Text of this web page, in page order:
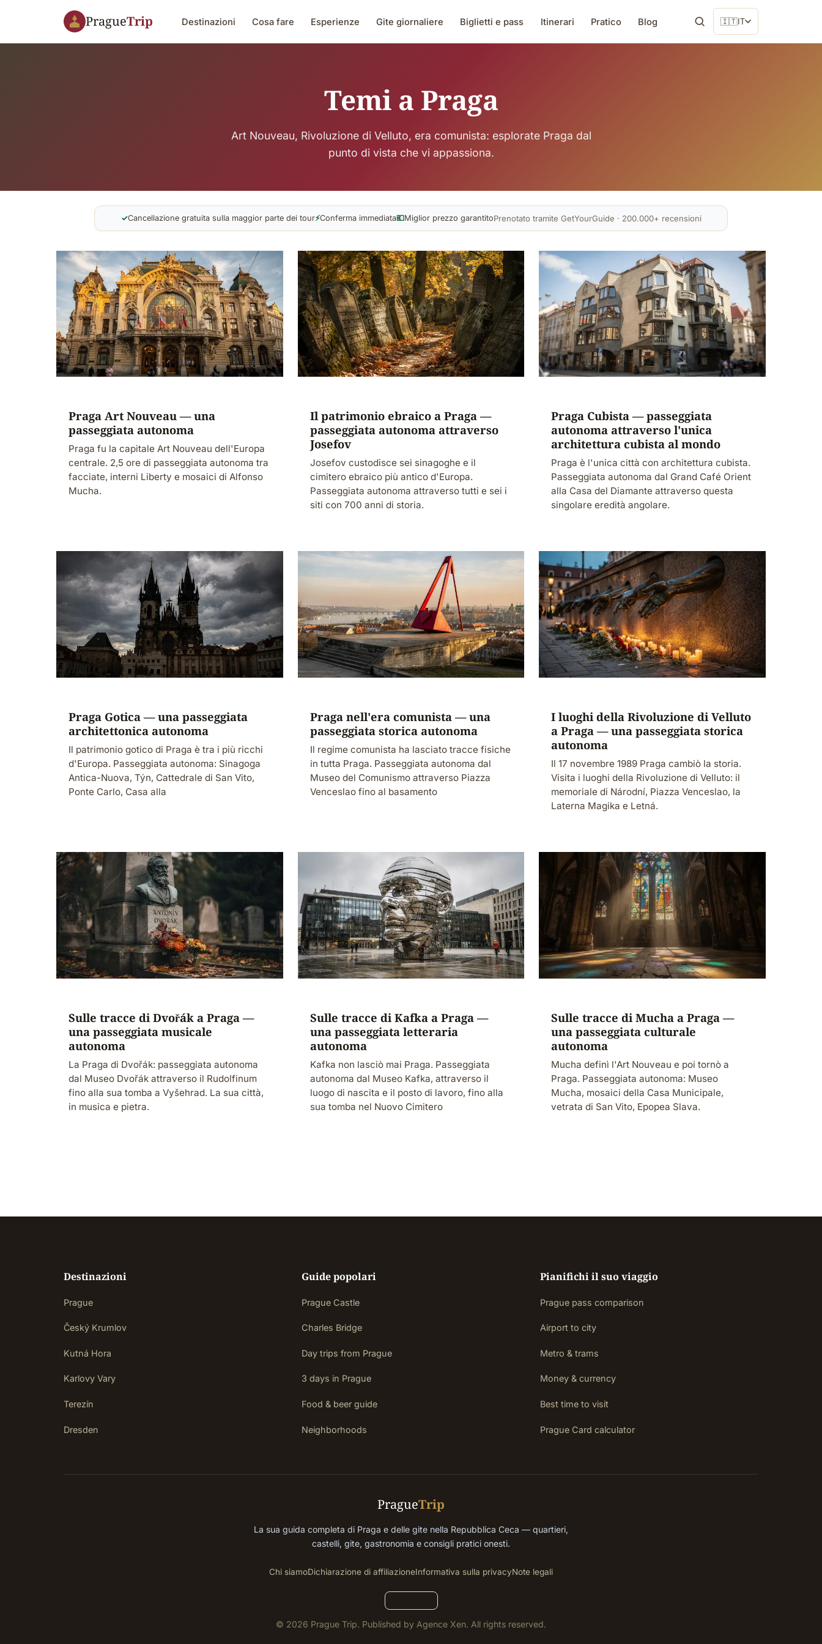
PragueTrip Destinazioni Cosa fare Esperienze Gite giornaliere Biglietti e pass Itinerari Pratico Blog 🇮🇹IT
Temi a Praga
Art Nouveau, Rivoluzione di Velluto, era comunista: esplorate Praga dal
punto di vista che vi appassiona.
✓Cancellazione gratuita sulla maggior parte dei tour⚡Conferma immediata💶Miglior prezzo garantitoPrenotato tramite GetYourGuide · 200.000+ recensioni
Praga Art Nouveau — una
passeggiata autonoma
Praga fu la capitale Art Nouveau dell'Europa
centrale. 2,5 ore di passeggiata autonoma tra
facciate, interni Liberty e mosaici di Alfonso
Mucha.
Il patrimonio ebraico a Praga —
passeggiata autonoma attraverso
Josefov
Josefov custodisce sei sinagoghe e il
cimitero ebraico più antico d'Europa.
Passeggiata autonoma attraverso tutti e sei i
siti con 700 anni di storia.
Praga Cubista — passeggiata
autonoma attraverso l'unica
architettura cubista al mondo
Praga è l'unica città con architettura cubista.
Passeggiata autonoma dal Grand Café Orient
alla Casa del Diamante attraverso questa
singolare eredità angolare.
Praga Gotica — una passeggiata
architettonica autonoma
Il patrimonio gotico di Praga è tra i più ricchi
d'Europa. Passeggiata autonoma: Sinagoga
Antica-Nuova, Týn, Cattedrale di San Vito,
Ponte Carlo, Casa alla
Praga nell'era comunista — una
passeggiata storica autonoma
Il regime comunista ha lasciato tracce fisiche
in tutta Praga. Passeggiata autonoma dal
Museo del Comunismo attraverso Piazza
Venceslao fino al basamento
I luoghi della Rivoluzione di Velluto
a Praga — una passeggiata storica
autonoma
Il 17 novembre 1989 Praga cambiò la storia.
Visita i luoghi della Rivoluzione di Velluto: il
memoriale di Národní, Piazza Venceslao, la
Laterna Magika e Letná.
Sulle tracce di Dvořák a Praga —
una passeggiata musicale
autonoma
La Praga di Dvořák: passeggiata autonoma
dal Museo Dvořák attraverso il Rudolfinum
fino alla sua tomba a Vyšehrad. La sua città,
in musica e pietra.
Sulle tracce di Kafka a Praga —
una passeggiata letteraria
autonoma
Kafka non lasciò mai Praga. Passeggiata
autonoma dal Museo Kafka, attraverso il
luogo di nascita e il posto di lavoro, fino alla
sua tomba nel Nuovo Cimitero
Sulle tracce di Mucha a Praga —
una passeggiata culturale
autonoma
Mucha definì l'Art Nouveau e poi tornò a
Praga. Passeggiata autonoma: Museo
Mucha, mosaici della Casa Municipale,
vetrata di San Vito, Epopea Slava.
Destinazioni
Prague
Český Krumlov
Kutná Hora
Karlovy Vary
Terezín
Dresden
Guide popolari
Prague Castle
Charles Bridge
Day trips from Prague
3 days in Prague
Food & beer guide
Neighborhoods
Pianifichi il suo viaggio
Prague pass comparison
Airport to city
Metro & trams
Money & currency
Best time to visit
Prague Card calculator
PragueTrip
La sua guida completa di Praga e delle gite nella Repubblica Ceca — quartieri,
castelli, gite, gastronomia e consigli pratici onesti.
Chi siamoDichiarazione di affiliazioneInformativa sulla privacyNote legali
© 2026 Prague Trip. Published by Agence Xen. All rights reserved.